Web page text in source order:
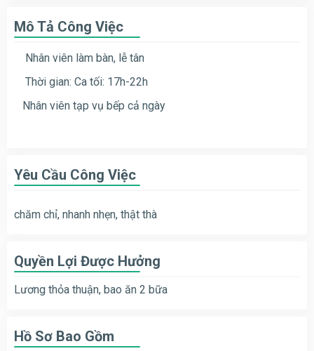
Mô Tả Công Việc
Nhân viên làm bàn, lễ tân
Thời gian: Ca tối: 17h-22h
Nhân viên tạp vụ bếp cả ngày
Yêu Cầu Công Việc
chăm chỉ, nhanh nhẹn, thật thà
Quyền Lợi Được Hưởng
Lương thỏa thuận, bao ăn 2 bữa
Hồ Sơ Bao Gồm